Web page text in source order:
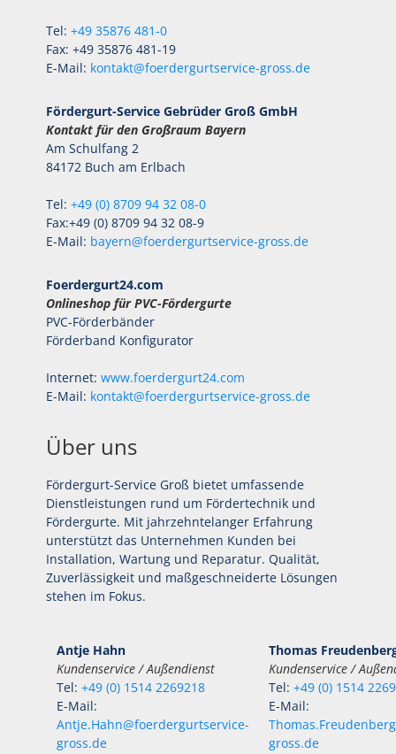
Tel: +49 35876 481-0
Fax: +49 35876 481-19
E-Mail: kontakt@foerdergurtservice-gross.de
Fördergurt-Service Gebrüder Groß GmbH
Kontakt für den Großraum Bayern
Am Schulfang 2
84172 Buch am Erlbach
Tel: +49 (0) 8709 94 32 08-0
Fax:+49 (0) 8709 94 32 08-9
E-Mail: bayern@foerdergurtservice-gross.de
Foerdergurt24.com
Onlineshop für PVC-Fördergurte
PVC-Förderbänder
Förderband Konfigurator
Internet: www.foerdergurt24.com
E-Mail: kontakt@foerdergurtservice-gross.de
Über uns
Fördergurt-Service Groß bietet umfassende
Dienstleistungen rund um Fördertechnik und
Fördergurte. Mit jahrzehntelanger Erfahrung
unterstützt das Unternehmen Kunden bei
Installation, Wartung und Reparatur. Qualität,
Zuverlässigkeit und maßgeschneiderte Lösungen
stehen im Fokus.
Antje Hahn
Kundenservice / Außendienst
Tel: +49 (0) 1514 2269218
E-Mail:
Antje.Hahn@foerdergurtservice-
gross.de
Thomas
Kundenservice /
Tel: +49 (0) 1514
E-Mail:
gross.de